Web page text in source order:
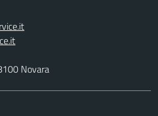
Novara